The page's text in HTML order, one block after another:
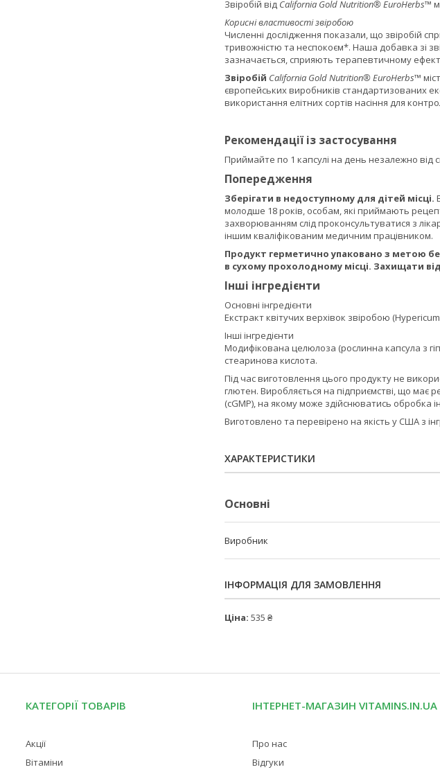
Звіробій від California Gold Nutrition® EuroHerbs™
Корисні властивості звіробою
Численні дослідження показали, що звіробій
тривожністю та неспокоєм*. Наша добавка зі
зазначається, сприяють терапевтичному
Звіробій California Gold Nutrition® EuroHerbs™
європейських виробників стандартизованих
використання елітних сортів насіння для
Рекомендації із застосування
Приймайте по 1 капсулі на день незалежно від
Попередження
Зберігати в недоступному для дітей місці.
молодше 18 років, особам, які приймають
захворюванням слід проконсультуватися з
іншим кваліфікованим медичним працівником.
Продукт герметично упаковано з метою
в сухому прохолодному місці. Захищати
Інші інгредієнти
Основні інгредієнти
Екстракт квітучих верхівок звіробою
Інші інгредієнти
Модифікована целюлоза (рослинна капсула з
стеаринова кислота.
Під час виготовлення цього продукту не
глютен. Виробляється на підприємстві, що має
(cGMP), на якому може здійснюватись обробка
Виготовлено та перевірено на якість у США з
ХАРАКТЕРИСТИКИ
Основні
Виробник
ІНФОРМАЦІЯ ДЛЯ ЗАМОВЛЕННЯ
Ціна: 535 ₴
КАТЕГОРІЇ ТОВАРІВ
Акції
Вітаміни
ІНТЕРНЕТ-МАГАЗИН VITAMINS.IN.UA
Про нас
Відгуки